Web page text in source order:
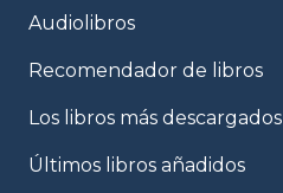
Audiolibros
Recomendador de libros
Los libros más descargados
Últimos libros añadidos